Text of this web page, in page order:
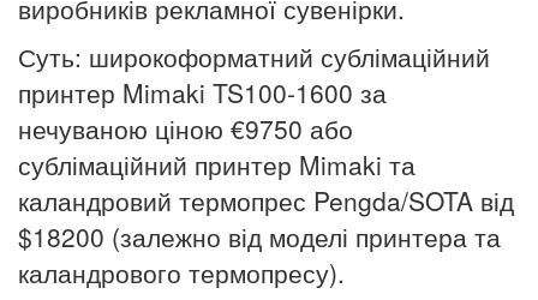
виробників рекламної сувенірки.
Суть: широкоформатний сублімаційний
принтер Mimaki TS100-1600 за
нечуваною ціною €9750 або
сублімаційний принтер Mimaki та
каландровий термопрес Pengda/SOTA від
$18200 (залежно від моделі принтера та
каландрового термопресу).